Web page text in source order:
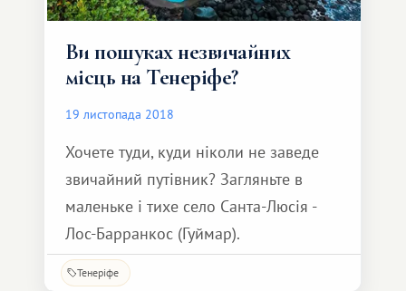
Ви пошуках незвичайних
місць на Тенеріфе?
19 листопада 2018
Хочете туди, куди ніколи не заведе
звичайний путівник? Загляньте в
маленьке і тихе село Санта-Люсія -
Лос-Барранкос (Гуймар).
Тенеріфе